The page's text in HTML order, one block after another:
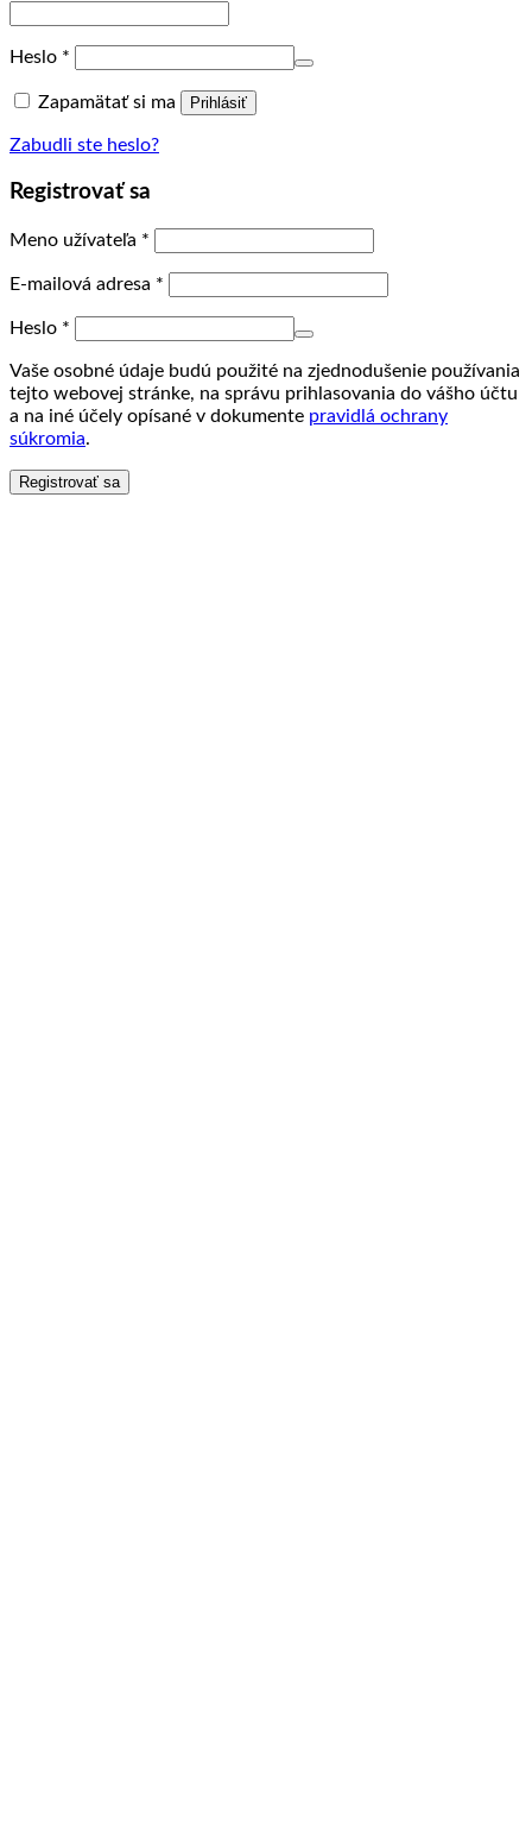
Heslo *
Zapamätať si ma Prihlásiť
Zabudli ste heslo?
Registrovať sa
Meno užívateľa *
E-mailová adresa *
Heslo *
Vaše osobné údaje budú použité na zjednodušenie používania
tejto webovej stránke, na správu prihlasovania do vášho účtu
a na iné účely opísané v dokumente pravidlá ochrany
súkromia.
Registrovať sa